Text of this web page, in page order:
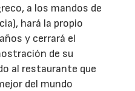
a los mandos de
hará la propio
y cerrará el
de su
al restaurante que
del mundo